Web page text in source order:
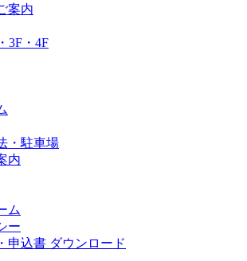
案内
3F・4F
・駐車場
内
ム
ー
申込書 ダウンロード